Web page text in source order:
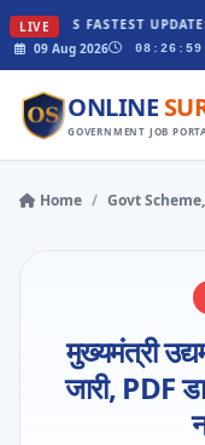
LIVE
FASTEST UPDATES &
09 Aug 2026
08:27:00
ONLINE
GOVERNMENT JOB
Home / Govt
मुख्यमंत्री
जारी, PDF